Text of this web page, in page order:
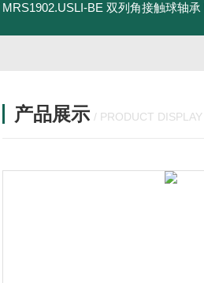
MRS1902.USLI-BE 双列角接触球轴承
产品展示 / PRODUCT DISPLAY